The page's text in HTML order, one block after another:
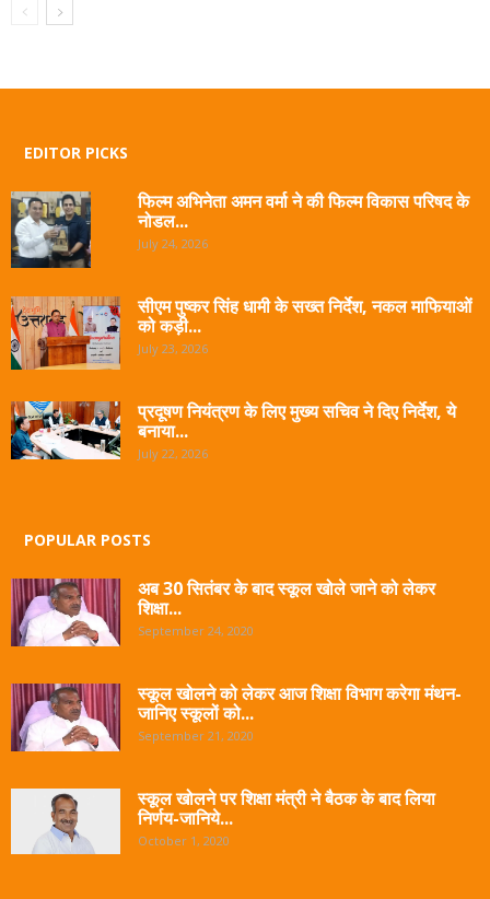
EDITOR PICKS
फिल्म अभिनेता अमन वर्मा ने की फिल्म विकास परिषद के
नोडल...
July 24, 2026
सीएम पुष्कर सिंह धामी के सख्त निर्देश, नकल माफियाओं
को कड़ी...
July 23, 2026
प्रदूषण नियंत्रण के लिए मुख्य सचिव ने दिए निर्देश, ये
बनाया...
July 22, 2026
POPULAR POSTS
अब 30 सितंबर के बाद स्कूल खोले जाने को लेकर
शिक्षा...
September 24, 2020
स्कूल खोलने को लेकर आज शिक्षा विभाग करेगा मंथन-
जानिए स्कूलों को...
September 21, 2020
स्कूल खोलने पर शिक्षा मंत्री ने बैठक के बाद लिया
निर्णय-जानिये...
October 1, 2020